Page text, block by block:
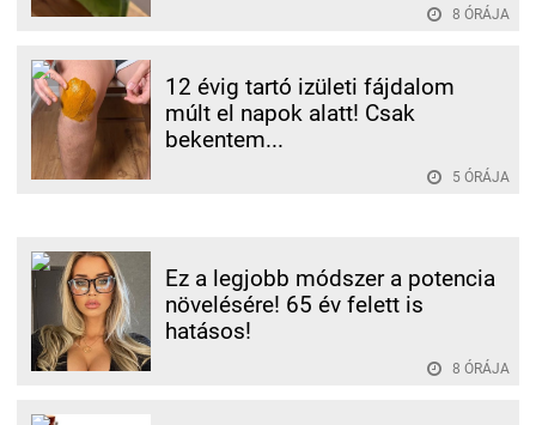
8 ÓRÁJA
12 évig tartó izületi fájdalom
múlt el napok alatt! Csak
bekentem...
5 ÓRÁJA
Ez a legjobb módszer a potencia
növelésére! 65 év felett is
hatásos!
8 ÓRÁJA